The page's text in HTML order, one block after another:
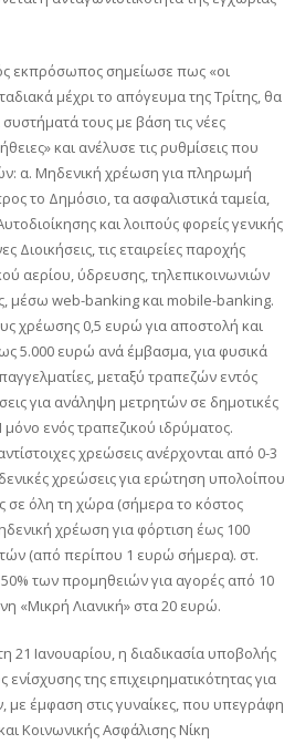
εκπρόσωπος σημείωσε πως «οι
μέχρι το απόγευμα της Τρίτης, θα
τους με βάση τις νέες
και ανέλυσε τις ρυθμίσεις που
α. Μηδενική χρέωση για πληρωμή
το Δημόσιο, τα ασφαλιστικά ταμεία,
και λοιπούς φορείς γενικής
τις εταιρείες παροχής
αερίου, ύδρευσης, τηλεπικοινωνιών
μέσω web-banking και mobile-banking.
χρέωσης 0,5 ευρώ για αποστολή και
5.000 ευρώ ανά έμβασμα, για φυσικά
μεταξύ τραπεζών εντός
για ανάληψη μετρητών σε δημοτικές
ενός τραπεζικού ιδρύματος.
χρεώσεις ανέρχονται από 0-3
χρεώσεις για ερώτηση υπολοίπου
σε όλη τη χώρα (σήμερα το κόστος
χρέωση για φόρτιση έως 100
(από περίπου 1 ευρώ σήμερα). στ.
των προμηθειών για αγορές από 10
«Μικρή Λιανική» στα 20 ευρώ.
21 Ιανουαρίου, η διαδικασία υποβολής
της επιχειρηματικότητας για
με έμφαση στις γυναίκες, που υπεγράφη
Κοινωνικής Ασφάλισης Νίκη